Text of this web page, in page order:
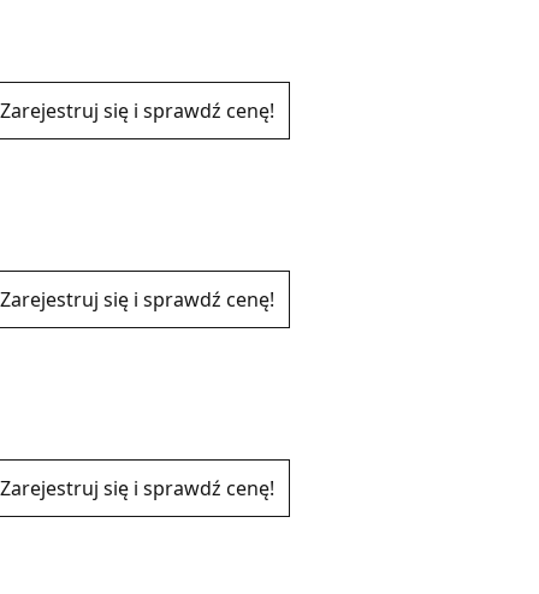
Zarejestruj się i sprawdź cenę!
Zarejestruj się i sprawdź cenę!
Zarejestruj się i sprawdź cenę!